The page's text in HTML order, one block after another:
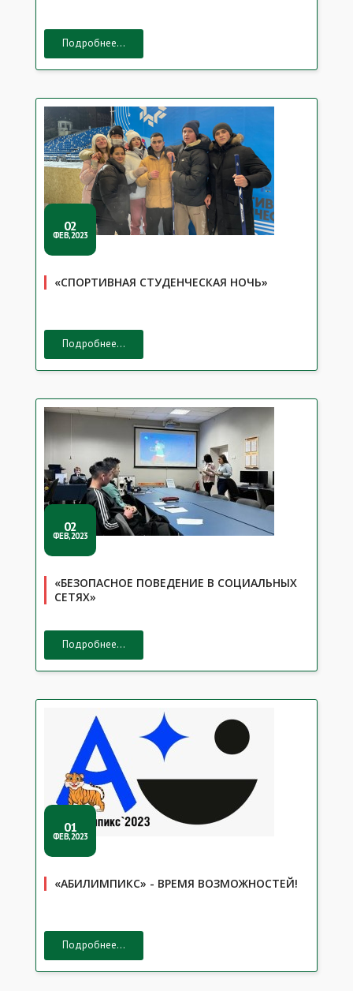
Подробнее...
02
ФЕВ,2023
«СПОРТИВНАЯ СТУДЕНЧЕСКАЯ НОЧЬ»
Подробнее...
02
ФЕВ,2023
«БЕЗОПАСНОЕ ПОВЕДЕНИЕ В СОЦИАЛЬНЫХ
СЕТЯХ»
Подробнее...
01
ФЕВ,2023
«АБИЛИМПИКС» - ВРЕМЯ ВОЗМОЖНОСТЕЙ!
Подробнее...